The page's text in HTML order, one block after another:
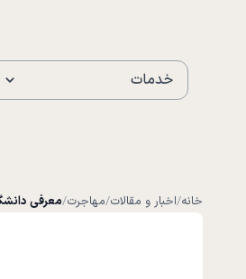
خدمات
خانه/اخبار و مقالات/مهاجرت/معرفی